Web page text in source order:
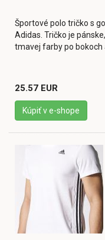
Športové polo tričko s
Adidas. Tričko je
tmavej farby po bokoch
25.57 EUR
Kúpiť v e-shope